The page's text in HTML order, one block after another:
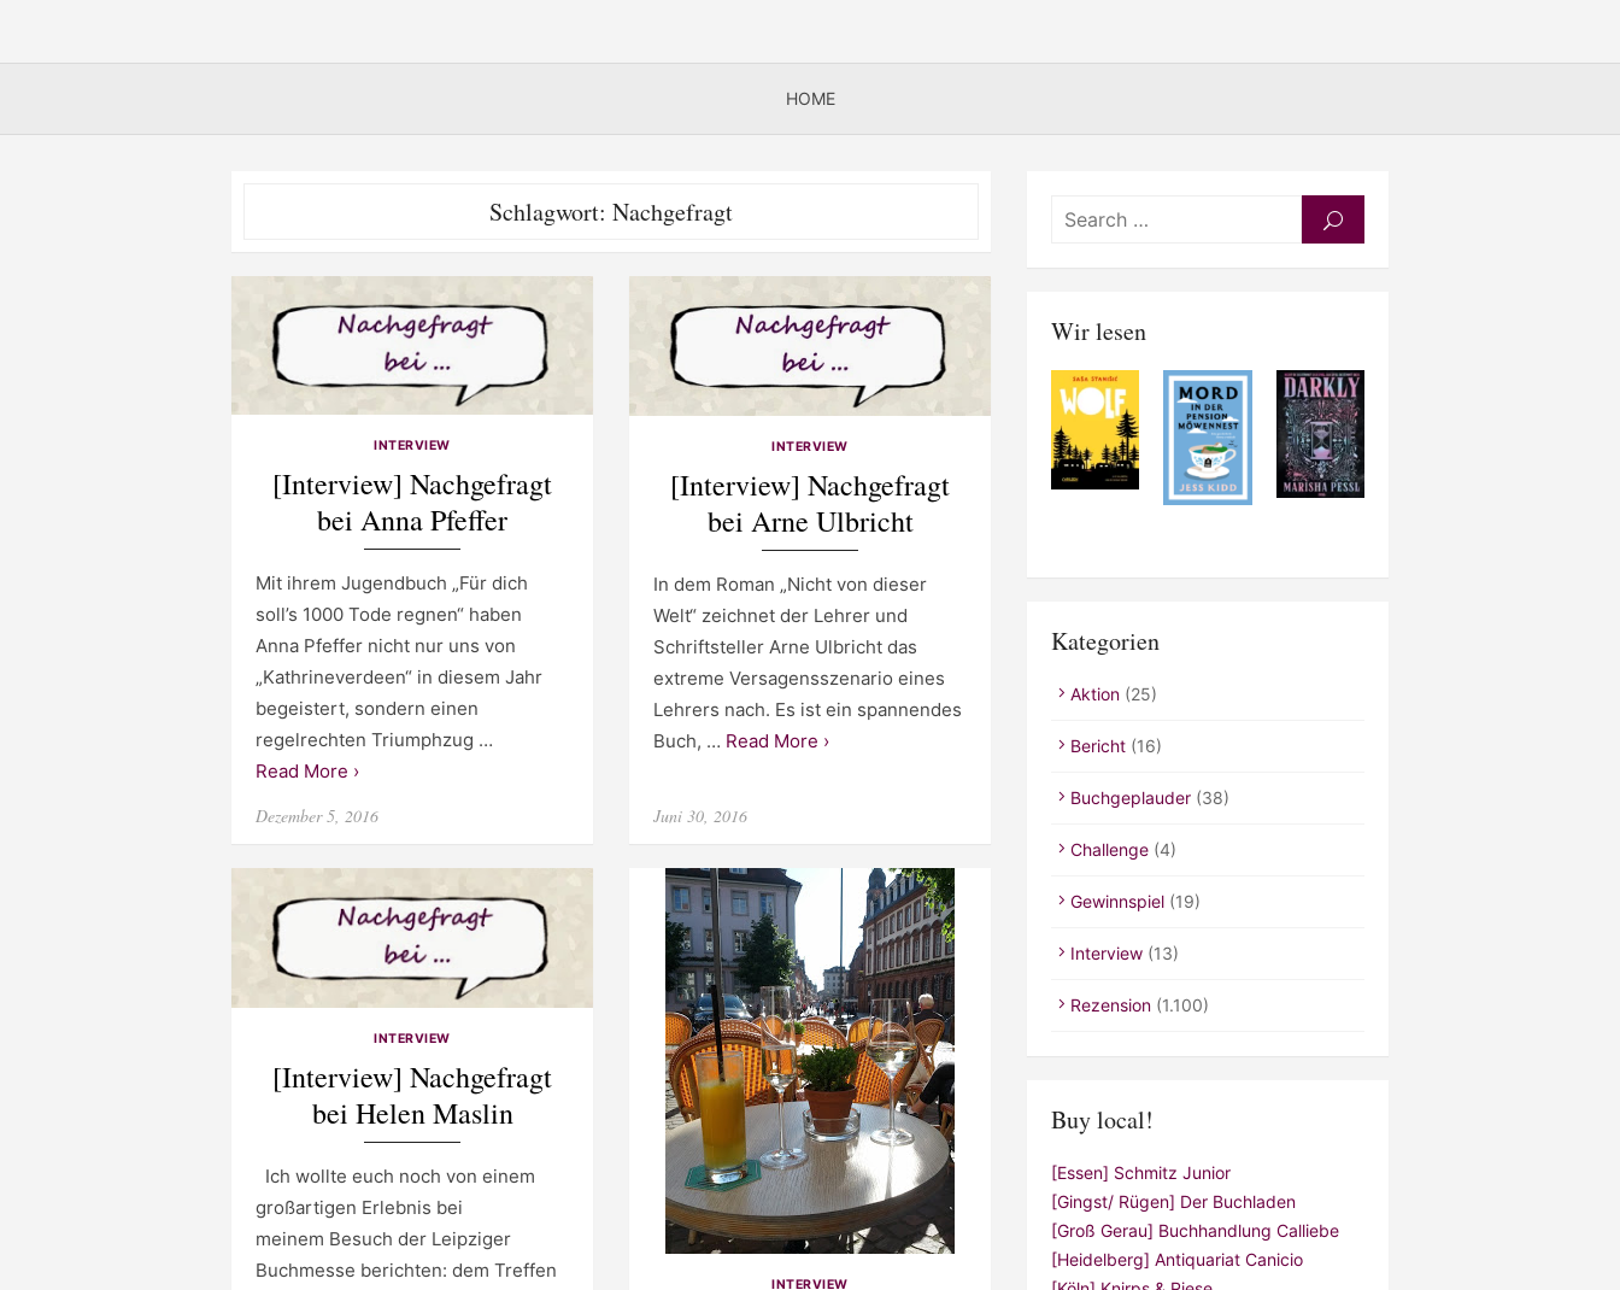
HOME
Schlagwort: Nachgefragt
INTERVIEW
[Interview] Nachgefragt
bei Anna Pfeffer
Mit ihrem Jugendbuch „Für dich
soll’s 1000 Tode regnen“ haben
Anna Pfeffer nicht nur uns von
„Kathrineverdeen“ in diesem Jahr
begeistert, sondern einen
regelrechten Triumphzug …
Read More ›
Posted
Dezember 5, 2016
INTERVIEW
[Interview] Nachgefragt
bei Arne Ulbricht
In dem Roman „Nicht von dieser
Welt“ zeichnet der Lehrer und
Schriftsteller Arne Ulbricht das
extreme Versagensszenario eines
Lehrers nach. Es ist ein spannendes
Buch, … Read More ›
Posted
Juni 30, 2016
INTERVIEW
[Interview] Nachgefragt
bei Helen Maslin
Ich wollte euch noch von einem
großartigen Erlebnis bei
meinem Besuch der Leipziger
Buchmesse berichten: dem Treffen
INTERVIEW
SEARCH
Wir lesen
Kategorien
Aktion (25)
Bericht (16)
Buchgeplauder (38)
Challenge (4)
Gewinnspiel (19)
Interview (13)
Rezension (1.100)
Buy local!
[Essen] Schmitz Junior
[Gingst/ Rügen] Der Buchladen
[Groß Gerau] Buchhandlung Calliebe
[Heidelberg] Antiquariat Canicio